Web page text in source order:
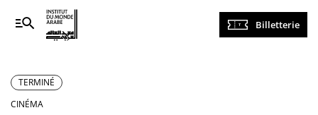
Navigation
principale
Billetterie
TERMINÉ
CINÉMA